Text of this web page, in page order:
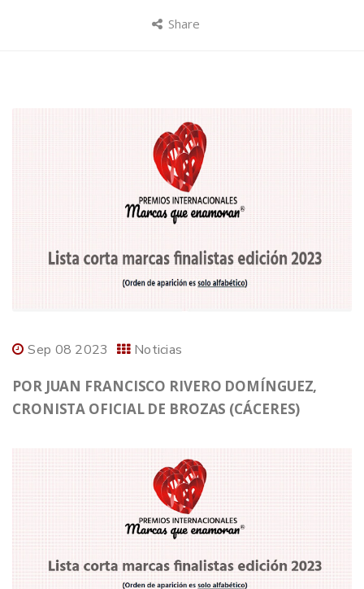
Share
Sep 08 2023 Noticias
POR JUAN FRANCISCO RIVERO DOMÍNGUEZ,
CRONISTA OFICIAL DE BROZAS (CÁCERES)